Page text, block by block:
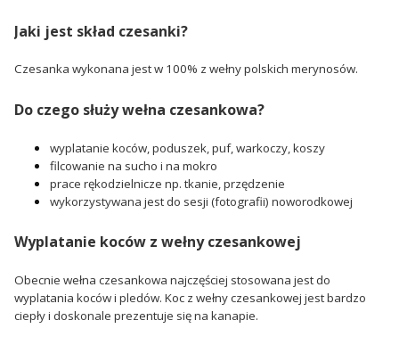
Jaki jest skład czesanki?
Czesanka wykonana jest w 100% z wełny polskich merynosów.
Do czego służy wełna czesankowa?
wyplatanie koców, poduszek, puf, warkoczy, koszy
filcowanie na sucho i na mokro
prace rękodzielnicze np. tkanie, przędzenie
wykorzystywana jest do sesji (fotografii) noworodkowej
Wyplatanie koców z wełny czesankowej
Obecnie wełna czesankowa najczęściej stosowana jest do
wyplatania koców i pledów. Koc z wełny czesankowej jest bardzo
ciepły i doskonale prezentuje się na kanapie.